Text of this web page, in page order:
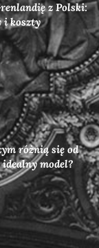
z Polski:
i koszty
różnią się od
model?